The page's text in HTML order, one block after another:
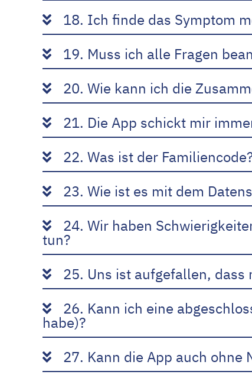
18. Ich finde das Symptom
19. Muss ich alle Fragen
20. Wie kann ich die
21. Die App schickt mir
22. Was ist der
23. Wie ist es mit dem
24. Wir haben
tun?
25. Uns ist aufgefallen,
26. Kann ich eine
habe)?
27. Kann die App auch ohne